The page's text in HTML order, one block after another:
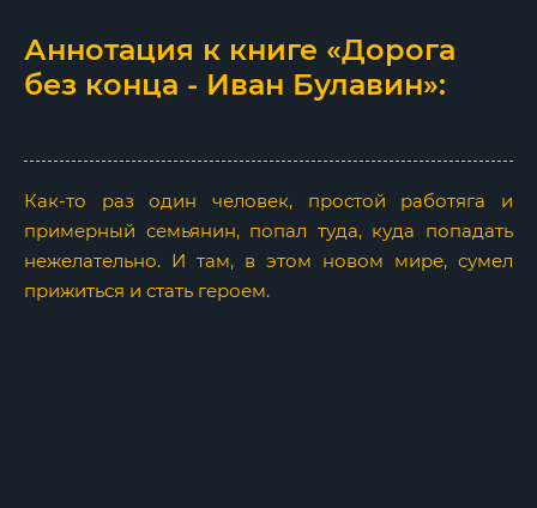
Аннотация к книге «Дорога
без конца - Иван Булавин»:
Как-то раз один человек, простой работяга и
примерный семьянин, попал туда, куда попадать
нежелательно. И там, в этом новом мире, сумел
прижиться и стать героем.